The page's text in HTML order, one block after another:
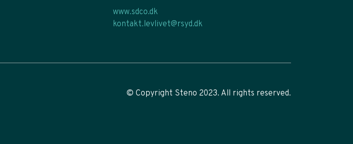
www.sdco.dk
kontakt.levlivet@rsyd.dk
© Copyright Steno 2023. All rights reserved.